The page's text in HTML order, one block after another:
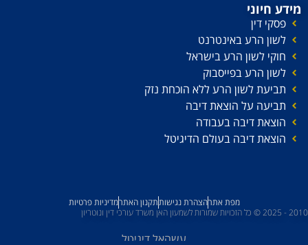
מידע חיוני
פסקי דין
לשון הרע באינטרנט
חוקי לשון הרע בישראל
לשון הרע בפייסבוק
תביעת לשון הרע ללא הוכחת נזק
תביעה על הוצאת דיבה
הוצאת דיבה בעבודה
הוצאת דיבה בעולם הדיגיטל
מפת אתרהצהרת נגישותתקנון האתרמדיניות פרטיות
2010 - 2025 © כל הזכויות שמורות לשמעון האן משרד עורכי דין ונוטריון
עשהאל דיגיטל